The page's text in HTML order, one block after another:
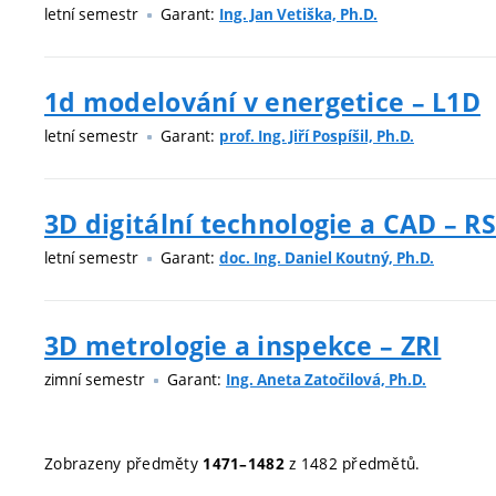
letní semestr Garant: Ing. Jan Vetiška, Ph.D.
1d modelování v energetice – L1D
letní semestr Garant: prof. Ing. Jiří Pospíšil, Ph.D.
3D digitální technologie a CAD –
letní semestr Garant: doc. Ing. Daniel Koutný, Ph.D.
3D metrologie a inspekce – ZRI
zimní semestr Garant: Ing. Aneta Zatočilová, Ph.D.
Zobrazeny předměty 1471–1482z 1482 předmětů.